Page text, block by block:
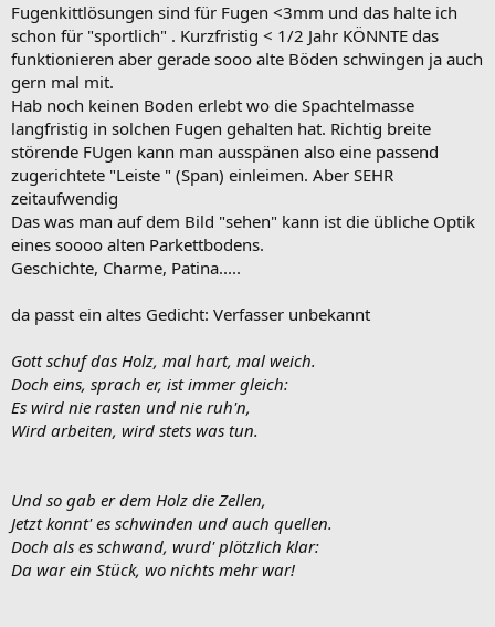
Fugenkittlösungen sind für Fugen <3mm und das halte ich
schon für "sportlich" . Kurzfristig < 1/2 Jahr KÖNNTE das
funktionieren aber gerade sooo alte Böden schwingen ja auch
gern mal mit.
Hab noch keinen Boden erlebt wo die Spachtelmasse
langfristig in solchen Fugen gehalten hat. Richtig breite
störende FUgen kann man ausspänen also eine passend
zugerichtete "Leiste " (Span) einleimen. Aber SEHR
zeitaufwendig
Das was man auf dem Bild "sehen" kann ist die übliche Optik
eines soooo alten Parkettbodens.
Geschichte, Charme, Patina.....
da passt ein altes Gedicht: Verfasser unbekannt
Gott schuf das Holz, mal hart, mal weich.
Doch eins, sprach er, ist immer gleich:
Es wird nie rasten und nie ruh'n,
Wird arbeiten, wird stets was tun.
Und so gab er dem Holz die Zellen,
Jetzt konnt' es schwinden und auch quellen.
Doch als es schwand, wurd' plötzlich klar:
Da war ein Stück, wo nichts mehr war!